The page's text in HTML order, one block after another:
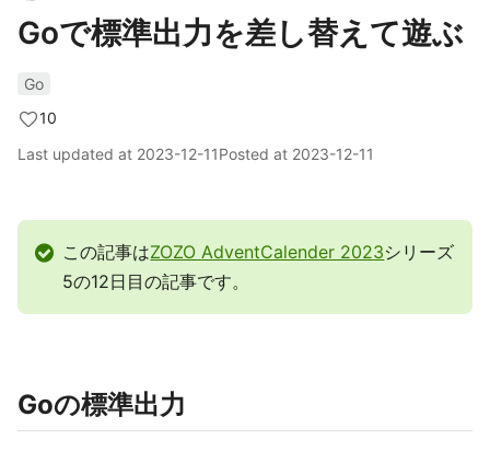
Goで標準出力を差し替えて遊ぶ
Go
10
Last updated at 2023-12-11Posted at 2023-12-11
この記事はZOZO AdventCalender 2023シリーズ
5の12日目の記事です。
Goの標準出力